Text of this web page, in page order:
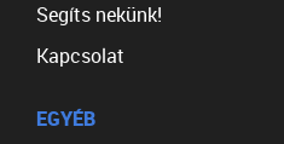
Segíts nekünk!
Kapcsolat
EGYÉB